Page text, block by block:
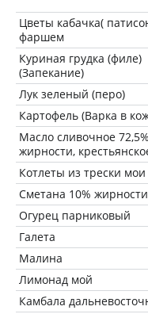
Цветы кабачка(
фаршем
Куриная грудка (филе)
(Запекание)
Лук зеленый (перо)
Картофель (Варка в
Масло сливочное 72,5%
жирности,
Котлеты из трески мои
Сметана 10% жирности
Огурец парниковый
Галета
Малина
Лимонад мой
Камбала